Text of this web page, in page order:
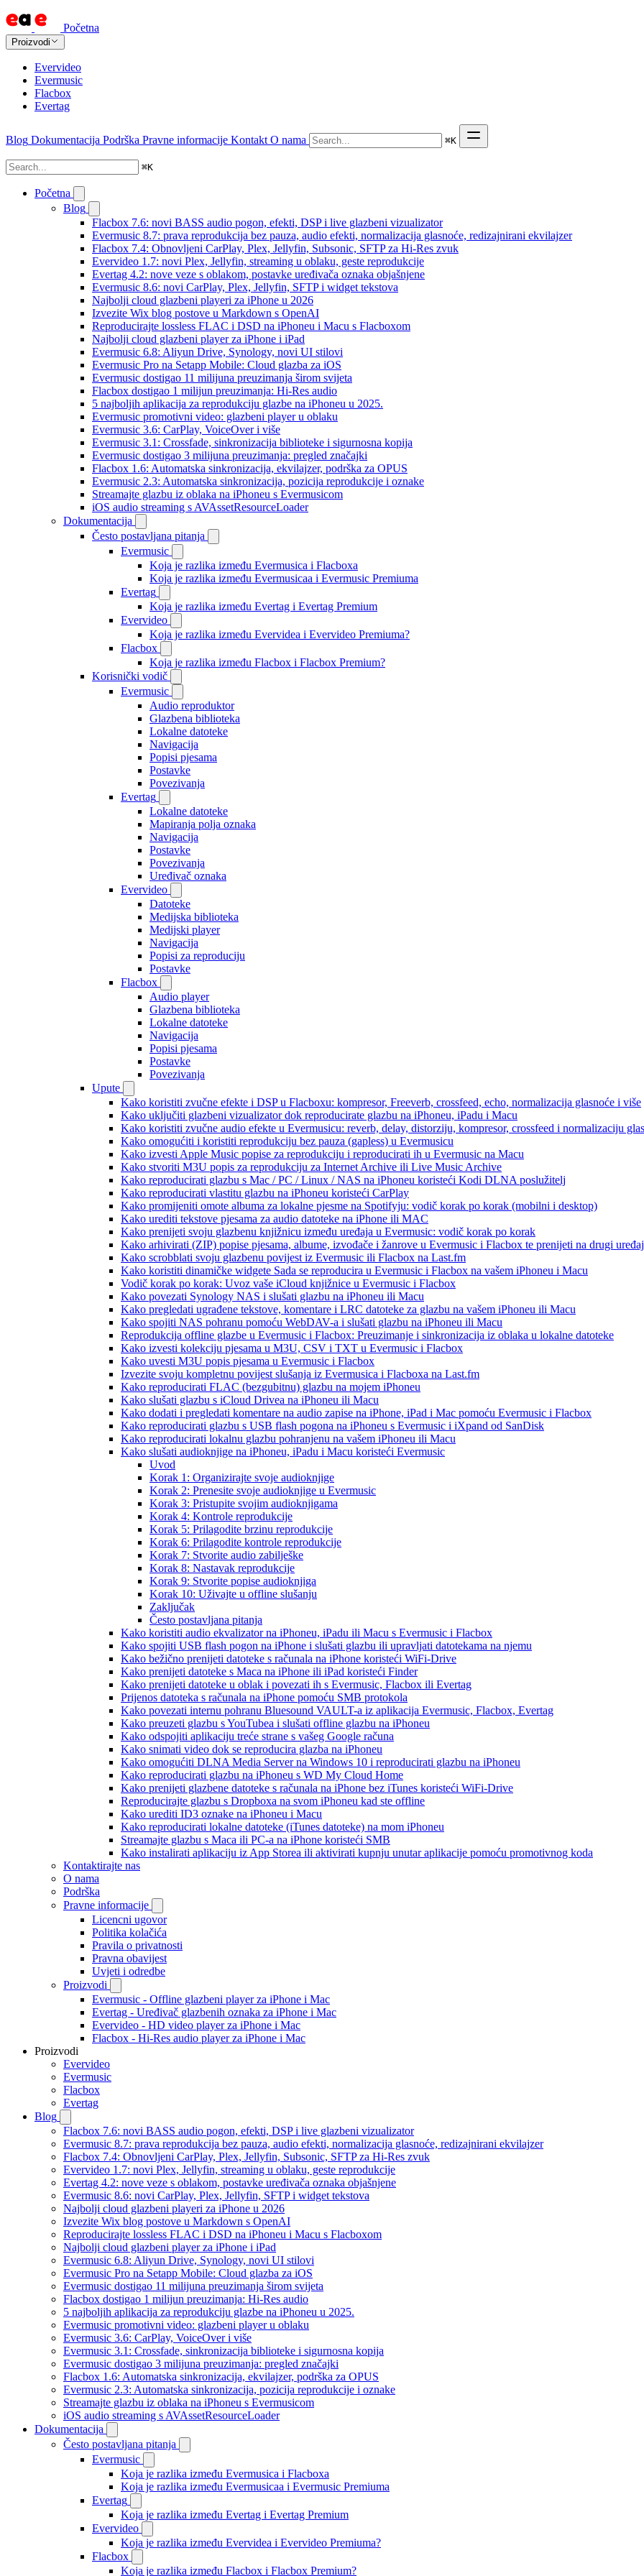
Početna
Proizvodi
Evervideo
Evermusic
Flacbox
Evertag
Blog Dokumentacija Podrška Pravne informacije Kontakt O nama ⌘K
⌘K
Početna
Blog
Flacbox 7.6: novi BASS audio pogon, efekti, DSP i live glazbeni vizualizator
Evermusic 8.7: prava reprodukcija bez pauza, audio efekti, normalizacija glasnoće, redizajnirani ekvilajzer
Flacbox 7.4: Obnovljeni CarPlay, Plex, Jellyfin, Subsonic, SFTP za Hi-Res zvuk
Evervideo 1.7: novi Plex, Jellyfin, streaming u oblaku, geste reprodukcije
Evertag 4.2: nove veze s oblakom, postavke uređivača oznaka objašnjene
Evermusic 8.6: novi CarPlay, Plex, Jellyfin, SFTP i widget tekstova
Najbolji cloud glazbeni playeri za iPhone u 2026
Izvezite Wix blog postove u Markdown s OpenAI
Reproducirajte lossless FLAC i DSD na iPhoneu i Macu s Flacboxom
Najbolji cloud glazbeni player za iPhone i iPad
Evermusic 6.8: Aliyun Drive, Synology, novi UI stilovi
Evermusic Pro na Setapp Mobile: Cloud glazba za iOS
Evermusic dostigao 11 milijuna preuzimanja širom svijeta
Flacbox dostigao 1 milijun preuzimanja: Hi-Res audio
5 najboljih aplikacija za reprodukciju glazbe na iPhoneu u 2025.
Evermusic promotivni video: glazbeni player u oblaku
Evermusic 3.6: CarPlay, VoiceOver i više
Evermusic 3.1: Crossfade, sinkronizacija biblioteke i sigurnosna kopija
Evermusic dostigao 3 milijuna preuzimanja: pregled značajki
Flacbox 1.6: Automatska sinkronizacija, ekvilajzer, podrška za OPUS
Evermusic 2.3: Automatska sinkronizacija, pozicija reprodukcije i oznake
Streamajte glazbu iz oblaka na iPhoneu s Evermusicom
iOS audio streaming s AVAssetResourceLoader
Dokumentacija
Često postavljana pitanja
Evermusic
Koja je razlika između Evermusica i Flacboxa
Koja je razlika između Evermusicaa i Evermusic Premiuma
Evertag
Koja je razlika između Evertag i Evertag Premium
Evervideo
Koja je razlika između Evervidea i Evervideo Premiuma?
Flacbox
Koja je razlika između Flacbox i Flacbox Premium?
Korisnički vodič
Evermusic
Audio reproduktor
Glazbena biblioteka
Lokalne datoteke
Navigacija
Popisi pjesama
Postavke
Povezivanja
Evertag
Lokalne datoteke
Mapiranja polja oznaka
Navigacija
Postavke
Povezivanja
Uređivač oznaka
Evervideo
Datoteke
Medijska biblioteka
Medijski player
Navigacija
Popisi za reproduciju
Postavke
Flacbox
Audio player
Glazbena biblioteka
Lokalne datoteke
Navigacija
Popisi pjesama
Postavke
Povezivanja
Upute
Kako koristiti zvučne efekte i DSP u Flacboxu: kompresor, Freeverb, crossfeed, echo, normalizacija glasnoće i više
Kako uključiti glazbeni vizualizator dok reproducirate glazbu na iPhoneu, iPadu i Macu
Kako koristiti zvučne audio efekte u Evermusicu: reverb, delay, distorziju, kompresor, crossfeed i normalizaciju
Kako omogućiti i koristiti reprodukciju bez pauza (gapless) u Evermusicu
Kako izvesti Apple Music popise za reprodukciju i reproducirati ih u Evermusic na Macu
Kako stvoriti M3U popis za reprodukciju za Internet Archive ili Live Music Archive
Kako reproducirati glazbu s Mac / PC / Linux / NAS na iPhoneu koristeći Kodi DLNA poslužitelj
Kako reproducirati vlastitu glazbu na iPhoneu koristeći CarPlay
Kako promijeniti omote albuma za lokalne pjesme na Spotifyju: vodič korak po korak (mobilni i desktop)
Kako urediti tekstove pjesama za audio datoteke na iPhone ili MAC
Kako prenijeti svoju glazbenu knjižnicu između uređaja u Evermusic: vodič korak po korak
Kako arhivirati (ZIP) popise pjesama, albume, izvođače i žanrove u Evermusic i Flacbox te prenijeti na drugi uređaj
Kako scrobblati svoju glazbenu povijest iz Evermusic ili Flacbox na Last.fm
Kako koristiti dinamičke widgete Sada se reproducira u Evermusic i Flacbox na vašem iPhoneu i Macu
Vodič korak po korak: Uvoz vaše iCloud knjižnice u Evermusic i Flacbox
Kako povezati Synology NAS i slušati glazbu na iPhoneu ili Macu
Kako pregledati ugrađene tekstove, komentare i LRC datoteke za glazbu na vašem iPhoneu ili Macu
Kako spojiti NAS pohranu pomoću WebDAV-a i slušati glazbu na iPhoneu ili Macu
Reprodukcija offline glazbe u Evermusic i Flacbox: Preuzimanje i sinkronizacija iz oblaka u lokalne datoteke
Kako izvesti kolekciju pjesama u M3U, CSV i TXT u Evermusic i Flacbox
Kako uvesti M3U popis pjesama u Evermusic i Flacbox
Izvezite svoju kompletnu povijest slušanja iz Evermusica i Flacboxa na Last.fm
Kako reproducirati FLAC (bezgubitnu) glazbu na mojem iPhoneu
Kako slušati glazbu s iCloud Drivea na iPhoneu ili Macu
Kako dodati i pregledati komentare na audio zapise na iPhone, iPad i Mac pomoću Evermusic i Flacbox
Kako reproducirati glazbu s USB flash pogona na iPhoneu s Evermusic i iXpand od SanDisk
Kako reproducirati lokalnu glazbu pohranjenu na vašem iPhoneu ili Macu
Kako slušati audioknjige na iPhoneu, iPadu i Macu koristeći Evermusic
Uvod
Korak 1: Organizirajte svoje audioknjige
Korak 2: Prenesite svoje audioknjige u Evermusic
Korak 3: Pristupite svojim audioknjigama
Korak 4: Kontrole reprodukcije
Korak 5: Prilagodite brzinu reprodukcije
Korak 6: Prilagodite kontrole reprodukcije
Korak 7: Stvorite audio zabilješke
Korak 8: Nastavak reprodukcije
Korak 9: Stvorite popise audioknjiga
Korak 10: Uživajte u offline slušanju
Zaključak
Često postavljana pitanja
Kako koristiti audio ekvalizator na iPhoneu, iPadu ili Macu s Evermusic i Flacbox
Kako spojiti USB flash pogon na iPhone i slušati glazbu ili upravljati datotekama na njemu
Kako bežično prenijeti datoteke s računala na iPhone koristeći WiFi-Drive
Kako prenijeti datoteke s Maca na iPhone ili iPad koristeći Finder
Kako prenijeti datoteke u oblak i povezati ih s Evermusic, Flacbox ili Evertag
Prijenos datoteka s računala na iPhone pomoću SMB protokola
Kako povezati internu pohranu Bluesound VAULT-a iz aplikacija Evermusic, Flacbox, Evertag
Kako preuzeti glazbu s YouTubea i slušati offline glazbu na iPhoneu
Kako odspojiti aplikaciju treće strane s vašeg Google računa
Kako snimati video dok se reproducira glazba na iPhoneu
Kako omogućiti DLNA Media Server na Windows 10 i reproducirati glazbu na iPhoneu
Kako reproducirati glazbu na iPhoneu s WD My Cloud Home
Kako prenijeti glazbene datoteke s računala na iPhone bez iTunes koristeći WiFi-Drive
Reproducirajte glazbu s Dropboxa na svom iPhoneu kad ste offline
Kako urediti ID3 oznake na iPhoneu i Macu
Kako reproducirati lokalne datoteke (iTunes datoteke) na mom iPhoneu
Streamajte glazbu s Maca ili PC-a na iPhone koristeći SMB
Kako instalirati aplikaciju iz App Storea ili aktivirati kupnju unutar aplikacije pomoću promotivnog koda
Kontaktirajte nas
O nama
Podrška
Pravne informacije
Licencni ugovor
Politika kolačića
Pravila o privatnosti
Pravna obavijest
Uvjeti i odredbe
Proizvodi
Evermusic - Offline glazbeni player za iPhone i Mac
Evertag - Uređivač glazbenih oznaka za iPhone i Mac
Evervideo - HD video player za iPhone i Mac
Flacbox - Hi-Res audio player za iPhone i Mac
Proizvodi
Evervideo
Evermusic
Flacbox
Evertag
Blog
Flacbox 7.6: novi BASS audio pogon, efekti, DSP i live glazbeni vizualizator
Evermusic 8.7: prava reprodukcija bez pauza, audio efekti, normalizacija glasnoće, redizajnirani ekvilajzer
Flacbox 7.4: Obnovljeni CarPlay, Plex, Jellyfin, Subsonic, SFTP za Hi-Res zvuk
Evervideo 1.7: novi Plex, Jellyfin, streaming u oblaku, geste reprodukcije
Evertag 4.2: nove veze s oblakom, postavke uređivača oznaka objašnjene
Evermusic 8.6: novi CarPlay, Plex, Jellyfin, SFTP i widget tekstova
Najbolji cloud glazbeni playeri za iPhone u 2026
Izvezite Wix blog postove u Markdown s OpenAI
Reproducirajte lossless FLAC i DSD na iPhoneu i Macu s Flacboxom
Najbolji cloud glazbeni player za iPhone i iPad
Evermusic 6.8: Aliyun Drive, Synology, novi UI stilovi
Evermusic Pro na Setapp Mobile: Cloud glazba za iOS
Evermusic dostigao 11 milijuna preuzimanja širom svijeta
Flacbox dostigao 1 milijun preuzimanja: Hi-Res audio
5 najboljih aplikacija za reprodukciju glazbe na iPhoneu u 2025.
Evermusic promotivni video: glazbeni player u oblaku
Evermusic 3.6: CarPlay, VoiceOver i više
Evermusic 3.1: Crossfade, sinkronizacija biblioteke i sigurnosna kopija
Evermusic dostigao 3 milijuna preuzimanja: pregled značajki
Flacbox 1.6: Automatska sinkronizacija, ekvilajzer, podrška za OPUS
Evermusic 2.3: Automatska sinkronizacija, pozicija reprodukcije i oznake
Streamajte glazbu iz oblaka na iPhoneu s Evermusicom
iOS audio streaming s AVAssetResourceLoader
Dokumentacija
Često postavljana pitanja
Evermusic
Koja je razlika između Evermusica i Flacboxa
Koja je razlika između Evermusicaa i Evermusic Premiuma
Evertag
Koja je razlika između Evertag i Evertag Premium
Evervideo
Koja je razlika između Evervidea i Evervideo Premiuma?
Flacbox
Koja je razlika između Flacbox i Flacbox Premium?